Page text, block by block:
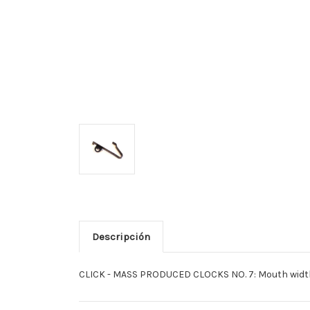
Descripción
CLICK - MASS PRODUCED CLOCKS NO. 7: Mouth